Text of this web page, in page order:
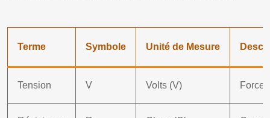
Terme Symbole Unité de Mesure
Tension V Volts (V) Force